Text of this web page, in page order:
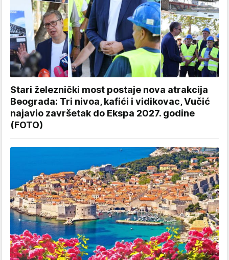
Stari železnički most postaje nova atrakcija
Beograda: Tri nivoa, kafići i vidikovac, Vučić
najavio završetak do Ekspa 2027. godine
(FOTO)